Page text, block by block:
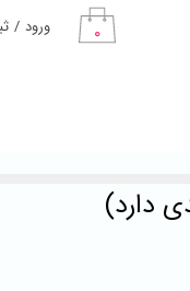
۰ ورود /